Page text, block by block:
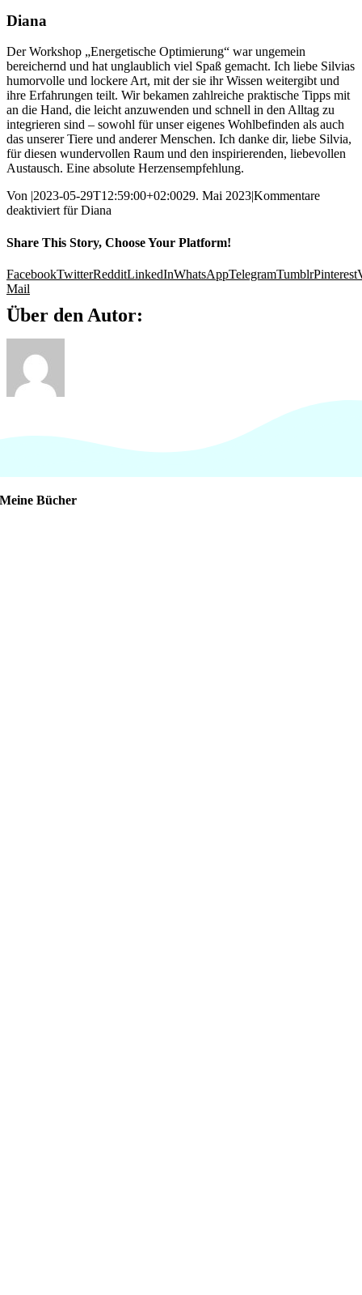
Diana
Der Workshop „Energetische Optimierung“ war ungemein
bereichernd und hat unglaublich viel Spaß gemacht. Ich liebe Silvias
humorvolle und lockere Art, mit der sie ihr Wissen weitergibt und
ihre Erfahrungen teilt. Wir bekamen zahlreiche praktische Tipps mit
an die Hand, die leicht anzuwenden und schnell in den Alltag zu
integrieren sind – sowohl für unser eigenes Wohlbefinden als auch
das unserer Tiere und anderer Menschen. Ich danke dir, liebe Silvia,
für diesen wundervollen Raum und den inspirierenden, liebevollen
Austausch. Eine absolute Herzensempfehlung.
Von |2023-05-29T12:59:00+02:0029. Mai 2023|Kommentare
deaktiviertfür Diana
Share This Story, Choose Your Platform!
FacebookTwitterRedditLinkedInWhatsAppTelegramTumblrPinterest
Mail
Über den Autor:
Meine Bücher